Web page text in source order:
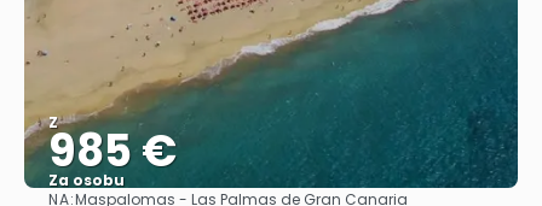
Z
985 €
Za osobu
NA:Maspalomas - Las Palmas de Gran Canaria